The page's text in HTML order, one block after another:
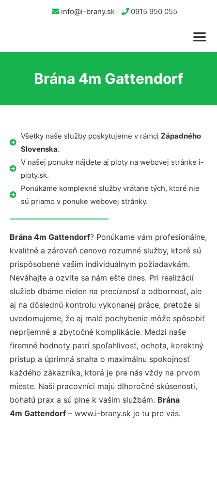
info@i-brany.sk 0915 950 055
Brána 4m Gattendorf
Všetky naše služby poskytujeme v rámci Západného
Slovenska.
V našej ponuke nájdete aj ploty na webovej stránke i-
ploty.sk.
Ponúkame komplexné služby vrátane tých, ktoré nie
sú priamo v ponuke webovej stránky.
Brána 4m Gattendorf? Ponúkame vám profesionálne,
kvalitné a zároveň cenovo rozumné služby, ktoré sú
prispôsobené vašim individuálnym požiadavkám.
Neváhajte a ozvite sa nám ešte dnes. Pri realizácií
služieb dbáme nielen na precíznosť a odbornosť, ale
aj na dôslednú kontrolu vykonanej práce, pretože si
uvedomujeme, že aj malé pochybenie môže spôsobiť
nepríjemné a zbytočné komplikácie. Medzi naše
firemné hodnoty patrí spoľahlivosť, ochota, korektný
prístup a úprimná snaha o maximálnu spokojnosť
každého zákazníka, ktorá je pre nás vždy na prvom
mieste. Naši pracovníci majú dlhoročné skúsenosti,
bohatú prax a sú plne k vašim službám. Brána
4m Gattendorf – www.i-brany.sk je tu pre vás.